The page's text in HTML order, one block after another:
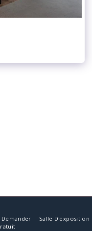
Demander
Salle D'exposition